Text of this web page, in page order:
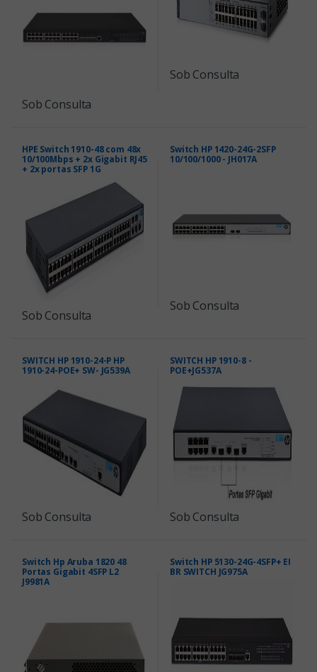
Sob Consulta
Sob Consulta
HPE Switch 1910-48 com 48x
10/100Mbps + 2x Gigabit RJ45
+ 2x portas SFP 1G
Sob Consulta
Switch HP 1420-24G-2SFP
10/100/1000 - JH017A
Sob Consulta
SWITCH HP 1910-24-P HP
1910-24-POE+ SW- JG539A
Sob Consulta
SWITCH HP 1910-8 -
POE+JG537A
Sob Consulta
Switch Hp Aruba 1820 48
Portas Gigabit 4SFP L2
J9981A
Switch HP 5130-24G-4SFP+ EI
BR SWITCH JG975A